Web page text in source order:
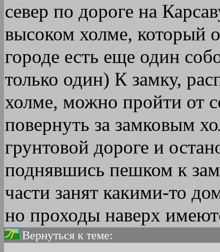
север по дороге на
высоком холме, который
городе есть еще один
только один) К замку,
холме, можно пройти от
повернуть за замковым
грунтовой дороге и
поднявшись пешком к
части занят какими-то
но проходы наверх
Вернуться к теме: